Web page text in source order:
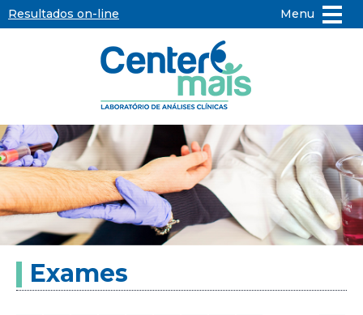
Resultados on-line Menu
Center
Mais
-
Laboratório
Análises
Exames